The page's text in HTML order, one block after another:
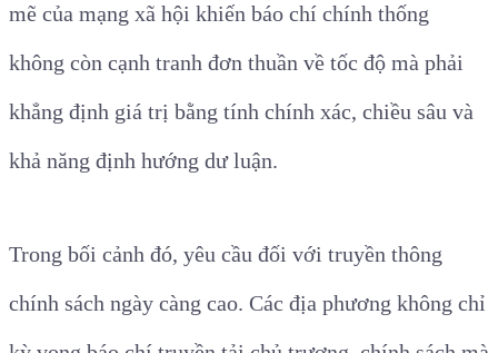
mẽ của mạng xã hội khiến báo chí chính thống
không còn cạnh tranh đơn thuần về tốc độ mà phải
khẳng định giá trị bằng tính chính xác, chiều sâu và
khả năng định hướng dư luận.
Trong bối cảnh đó, yêu cầu đối với truyền thông
chính sách ngày càng cao. Các địa phương không chỉ